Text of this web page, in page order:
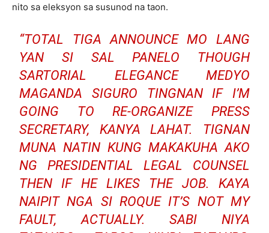
nito sa eleksyon sa susunod na taon.
“TOTAL TIGA ANNOUNCE MO LANG
YAN SI SAL PANELO THOUGH
SARTORIAL ELEGANCE MEDYO
MAGANDA SIGURO TINGNAN IF I’M
GOING TO RE-ORGANIZE PRESS
SECRETARY, KANYA LAHAT. TIGNAN
MUNA NATIN KUNG MAKAKUHA AKO
NG PRESIDENTIAL LEGAL COUNSEL
THEN IF HE LIKES THE JOB. KAYA
NAIPIT NGA SI ROQUE IT’S NOT MY
FAULT, ACTUALLY. SABI NIYA